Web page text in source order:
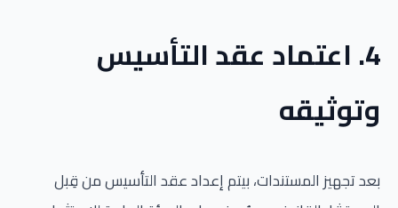
4. اعتماد عقد التأسيس
وتوثيقه
بعد تجهيز المستندات، بيتم إعداد عقد التأسيس من قِبل